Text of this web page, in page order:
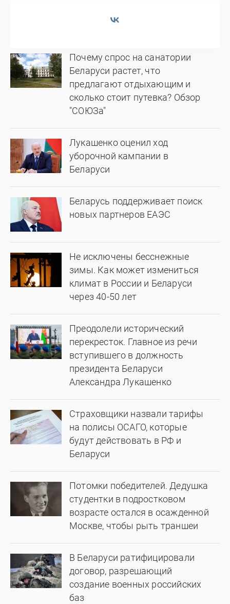
Почему спрос на санатории
Беларуси растет, что
предлагают отдыхающим и
сколько стоит путевка? Обзор
"СОЮЗа"
Лукашенко оценил ход
уборочной кампании в
Беларуси
Беларусь поддерживает поиск
новых партнеров ЕАЭС
Не исключены бесснежные
зимы. Как может измениться
климат в России и Беларуси
через 40-50 лет
Преодолели исторический
перекресток. Главное из речи
вступившего в должность
президента Беларуси
Александра Лукашенко
Страховщики назвали тарифы
на полисы ОСАГО, которые
будут действовать в РФ и
Беларуси
Потомки победителей. Дедушка
студентки в подростковом
возрасте остался в осажденной
Москве, чтобы рыть траншеи
В Беларуси ратифицировали
договор, разрешающий
создание военных российских
баз